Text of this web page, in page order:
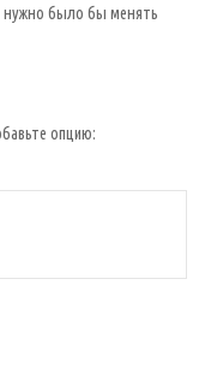
нужно было бы менять
опцию: